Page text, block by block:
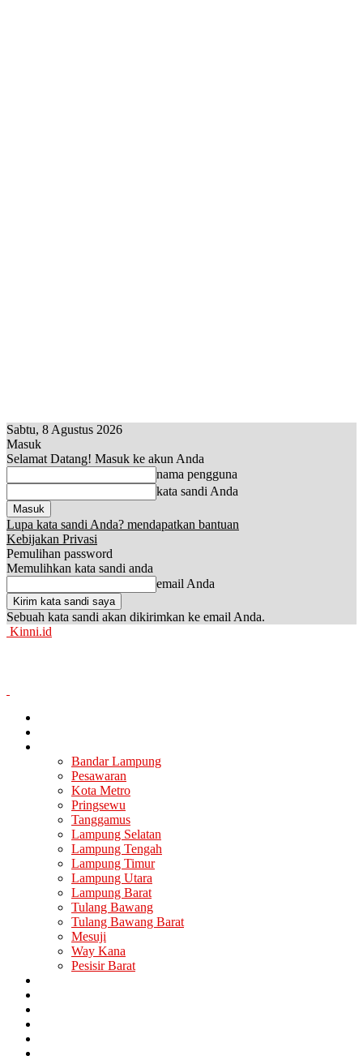
Sabtu, 8 Agustus 2026
Masuk
Selamat Datang! Masuk ke akun Anda
nama pengguna
kata sandi Anda
Lupa kata sandi Anda? mendapatkan bantuan
Kebijakan Privasi
Pemulihan password
Memulihkan kata sandi anda
email Anda
Sebuah kata sandi akan dikirimkan ke email Anda.
Kinni.id
Bandar Lampung
Pesawaran
Kota Metro
Pringsewu
Tanggamus
Lampung Selatan
Lampung Tengah
Lampung Timur
Lampung Utara
Lampung Barat
Tulang Bawang
Tulang Bawang Barat
Mesuji
Way Kana
Pesisir Barat